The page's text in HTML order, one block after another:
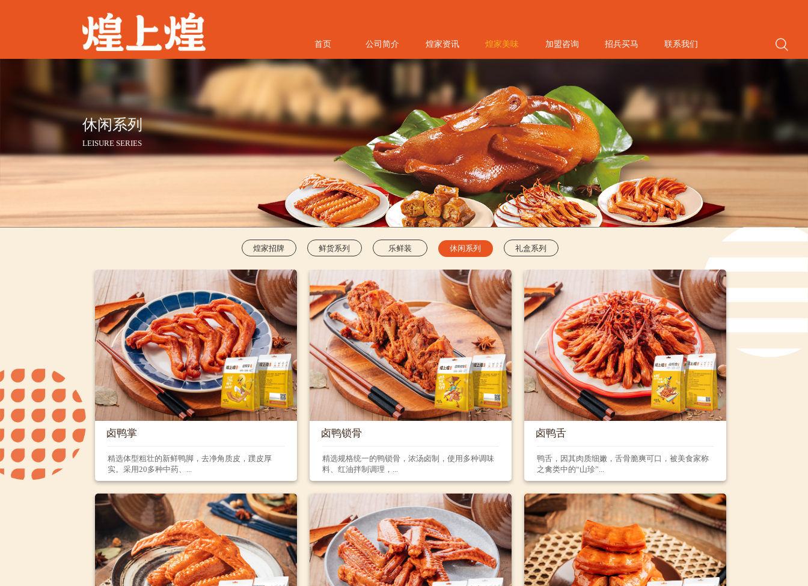
首页 公司简介 煌家资讯 煌家美味 加盟咨询 招兵买马 联系我们
休闲系列
LEISURE SERIES
煌家招牌 鲜货系列 乐鲜装 休闲系列 礼盒系列
卤鸭掌
精选体型粗壮的新鲜鸭脚，去净角质皮，蹼皮厚
实。采用20多种中药、...
卤鸭锁骨
精选规格统一的鸭锁骨，浓汤卤制，使用多种调味
料、红油拌制调理，...
卤鸭舌
鸭舌，因其肉质细嫩，舌骨脆爽可口，被美食家称
之禽类中的“山珍”...